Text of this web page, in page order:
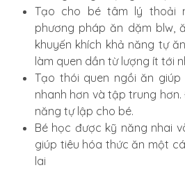
Tạo cho bé tâm lý thoải
phương pháp ăn dặm blw,
khuyến khích khả năng tự
làm quen dần từ lượng ít tới
Tạo thói quen ngồi ăn
nhanh hơn và tập trung
năng tự lập cho bé.
Bé học được kỹ năng nhai
giúp tiêu hóa thức ăn một
lai